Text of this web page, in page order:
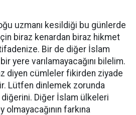
uzmanı kesildiği bu günlerde
biraz kenardan biraz hikmet
Bir de diğer İslam
yere varılamayacağını bilelim.
diyen cümleler fikirden ziyade
Lütfen dinlemek zorunda
diğerini. Diğer İslam ülkeleri
farkına